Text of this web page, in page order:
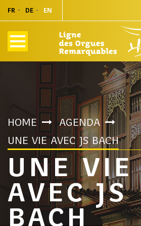
FR DE EN
HOME
AGENDA
UNE VIE AVEC JS BACH
UNE VIE
AVEC JS
BACH